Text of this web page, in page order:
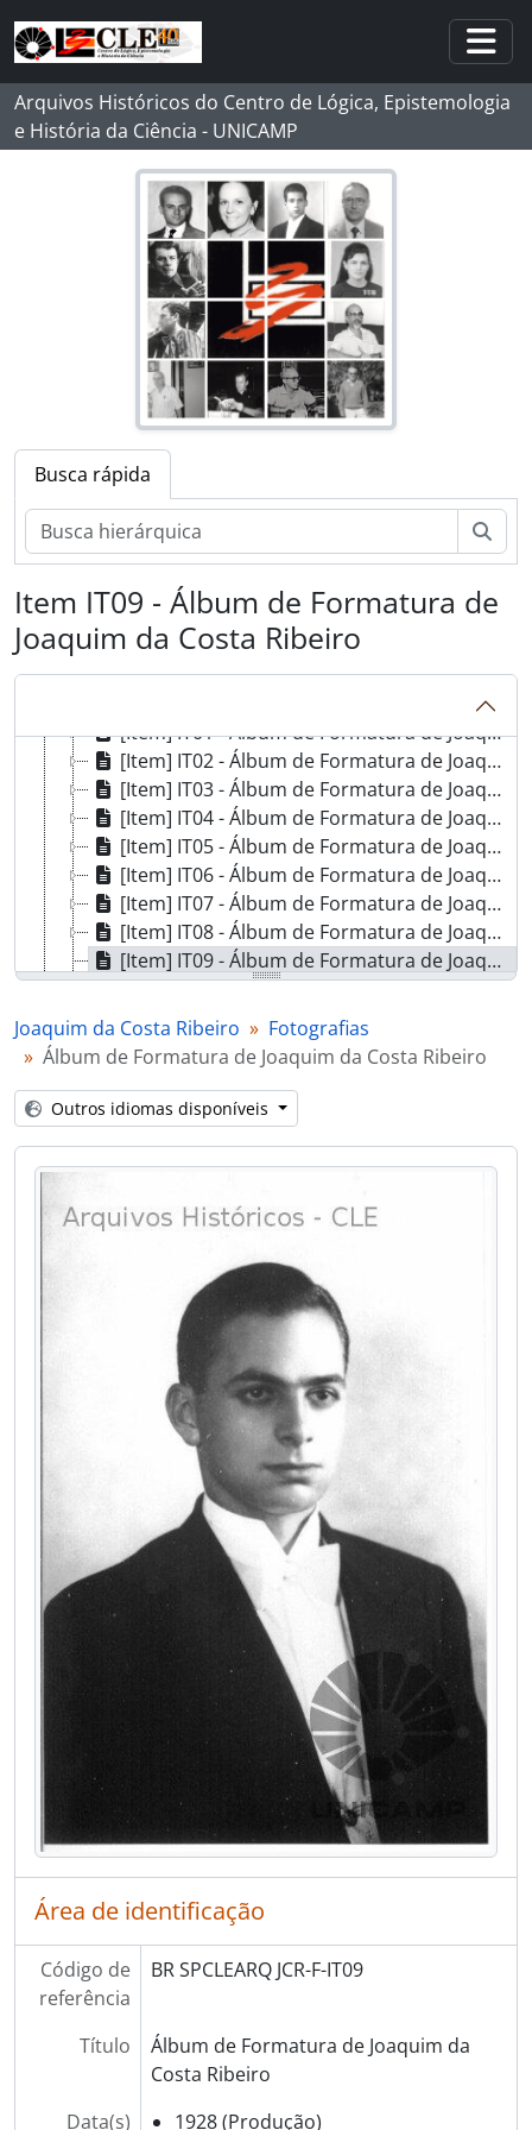
Skip to main content
Arquivos Históricos do Centro de Lógica, Epistemologia
e História da Ciência - UNICAMP
Busca rápida
Item IT09 - Álbum de Formatura de
Joaquim da Costa Ribeiro
[Fundo] JCR - Joaquim da Costa Ribeiro
[Série] DPP - Documentos Pessoais e Profissionais
[Série] C - Correspondência
[Série] PTC - Produção Técnico-Científica de Joaquim da Costa Ribeiro
[Série] Pm - Produção de Outros manuscrita
[Série] M - Miscelânia
[Série] Imp - Impressos
[Item] IT01 - Álbum de Formatura de Joaquim da Costa Ribeiro
[Item] IT02 - Álbum de Formatura de Joaquim da Costa Ribeiro
[Item] IT03 - Álbum de Formatura de Joaquim da Costa Ribeiro
[Item] IT04 - Álbum de Formatura de Joaquim da Costa Ribeiro
[Item] IT05 - Álbum de Formatura de Joaquim da Costa Ribeiro
[Item] IT06 - Álbum de Formatura de Joaquim da Costa Ribeiro
[Item] IT07 - Álbum de Formatura de Joaquim da Costa Ribeiro
[Item] IT08 - Álbum de Formatura de Joaquim da Costa Ribeiro
[Item] IT09 - Álbum de Formatura de Joaquim da Costa Ribeiro
[Item] IT10 - Álbum de Formatura de Joaquim da Costa Ribeiro
[Item] IT11 - Álbum de Formatura de Joaquim da Costa Ribeiro
[Item] IT12 - Álbum de Formatura de Joaquim da Costa Ribeiro
[Item] IT13 - Álbum de Formatura de Joaquim da Costa Ribeiro
[Item] IT14 - Álbum de Formatura de Joaquim da Costa Ribeiro
[Item] IT15 - Álbum de Formatura de Joaquim da Costa Ribeiro
[Item] IT16 - Joaquim da Costa Ribeiro
[Item] IT18 - Condecoração a [Cesar Lattes]
[Item] IT20 - Apresentação de Joaquim da Costa Ribeiro a Getúlio Vargas
[Item] IT21 - Apresentação de Joaquim da Costa Ribeiro a Getúlio Vargas
[Item] IT22 - Entrega de trabalho a Getúlio Vargas
[Item] IT23 - Demonstração prática a Getúlio Vargas
[Item] IT24 - Demonstração prática a Getúlio Vargas
[Item] IT25 - Demonstração prática a Getúlio Vargas
[Item] IT26 - Demonstração prática a Getúlio Vargas
[Item] IT27 - Partida para os EUA (I Congr. Internacional de Energia Nuclear)
[Item] IT28 - Partida para os EUA (I Congr. Internacional de Energia Nuclear)
[Item] IT29 - Partida para os EUA (I Congr. Internacional de Energia Nuclear)
[Item] IT30 - Partida para os EUA (I Congr. Internacional de Energia Nuclear)
[Item] IT31 - Conferência Geral da UNESCO - Reunião do Comite I. Programa e Orçamento
[Item] IT32 - Conferência Geral da UNESCO - Reunião do Comite I. Programa e Orçamento
[Item] IT33 - Conferência Geral da UNESCO - Reunião do Comite I. Programa e Orçamento
[Item] IT34 - Conferência Geral da UNESCO - Reunião do Comite I. Programa e Orçamento
[Item] IT35 - Conferência Geral da UNESCO - Reunião do Comite I. Programa e Orçamento
[Item] IT36 - [2 Reunião do Comitê Consultivo das Nações Unidas]
[Item] IT37 - 2 Reunião do Comitê Consultivo das Nações Unidas
[Item] IT38 - Regresso de Genebra
[Item] IT39 - Regresso de Genebra
[Item] IT40 - Regresso de Genebra
[Item] IT41 - Regresso de Genebra
[Item] IT42 - Regresso de Genebra
[Item] IT43 - Conferência Internacional sobre usos pacíficos de Energia Atômica
[Item] IT44 - Conferência Internacional sobre usos pacíficos de Energia Atômica. Presidência da seção 10b: "Ocorrências de Urânio, Genebra, Suíça”
[Item] IT45 - Reprodução de notícia publicada no Jornal do Commercio de Pernambuco
[Item] IT47 - Regresso de Nova York
[Item] IT48 - Regresso de Nova York
Joaquim da Costa Ribeiro
Fotografias
Álbum de Formatura de Joaquim da Costa Ribeiro
Outros idiomas disponíveis
Área de identificação
Código de
referência
BR SPCLEARQ JCR-F-IT09
Título
Álbum de Formatura de Joaquim da
Costa Ribeiro
Data(s)
1928 (Produção)